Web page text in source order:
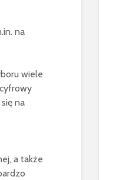
na
wiele
na
a także